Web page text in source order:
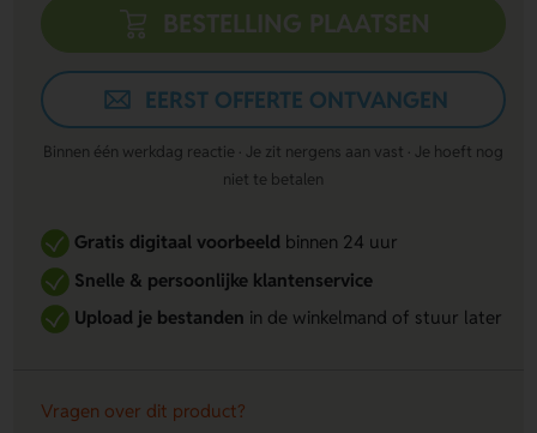
BESTELLING PLAATSEN
EERST OFFERTE ONTVANGEN
Binnen één werkdag reactie · Je zit nergens aan vast · Je hoeft nog
niet te betalen
Gratis digitaal voorbeeldbinnen 24 uur
Snelle & persoonlijke klantenservice
Upload je bestanden in de winkelmand of stuur later
Vragen over dit product?